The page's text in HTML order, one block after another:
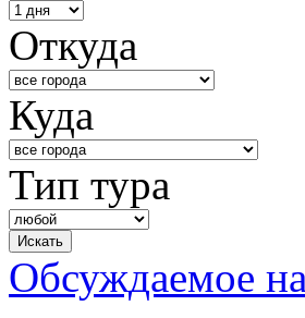
Откуда
Куда
Тип тура
Обсуждаемое